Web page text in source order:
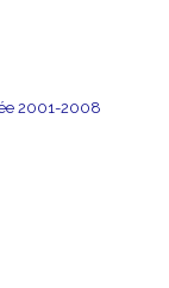
2001-2008